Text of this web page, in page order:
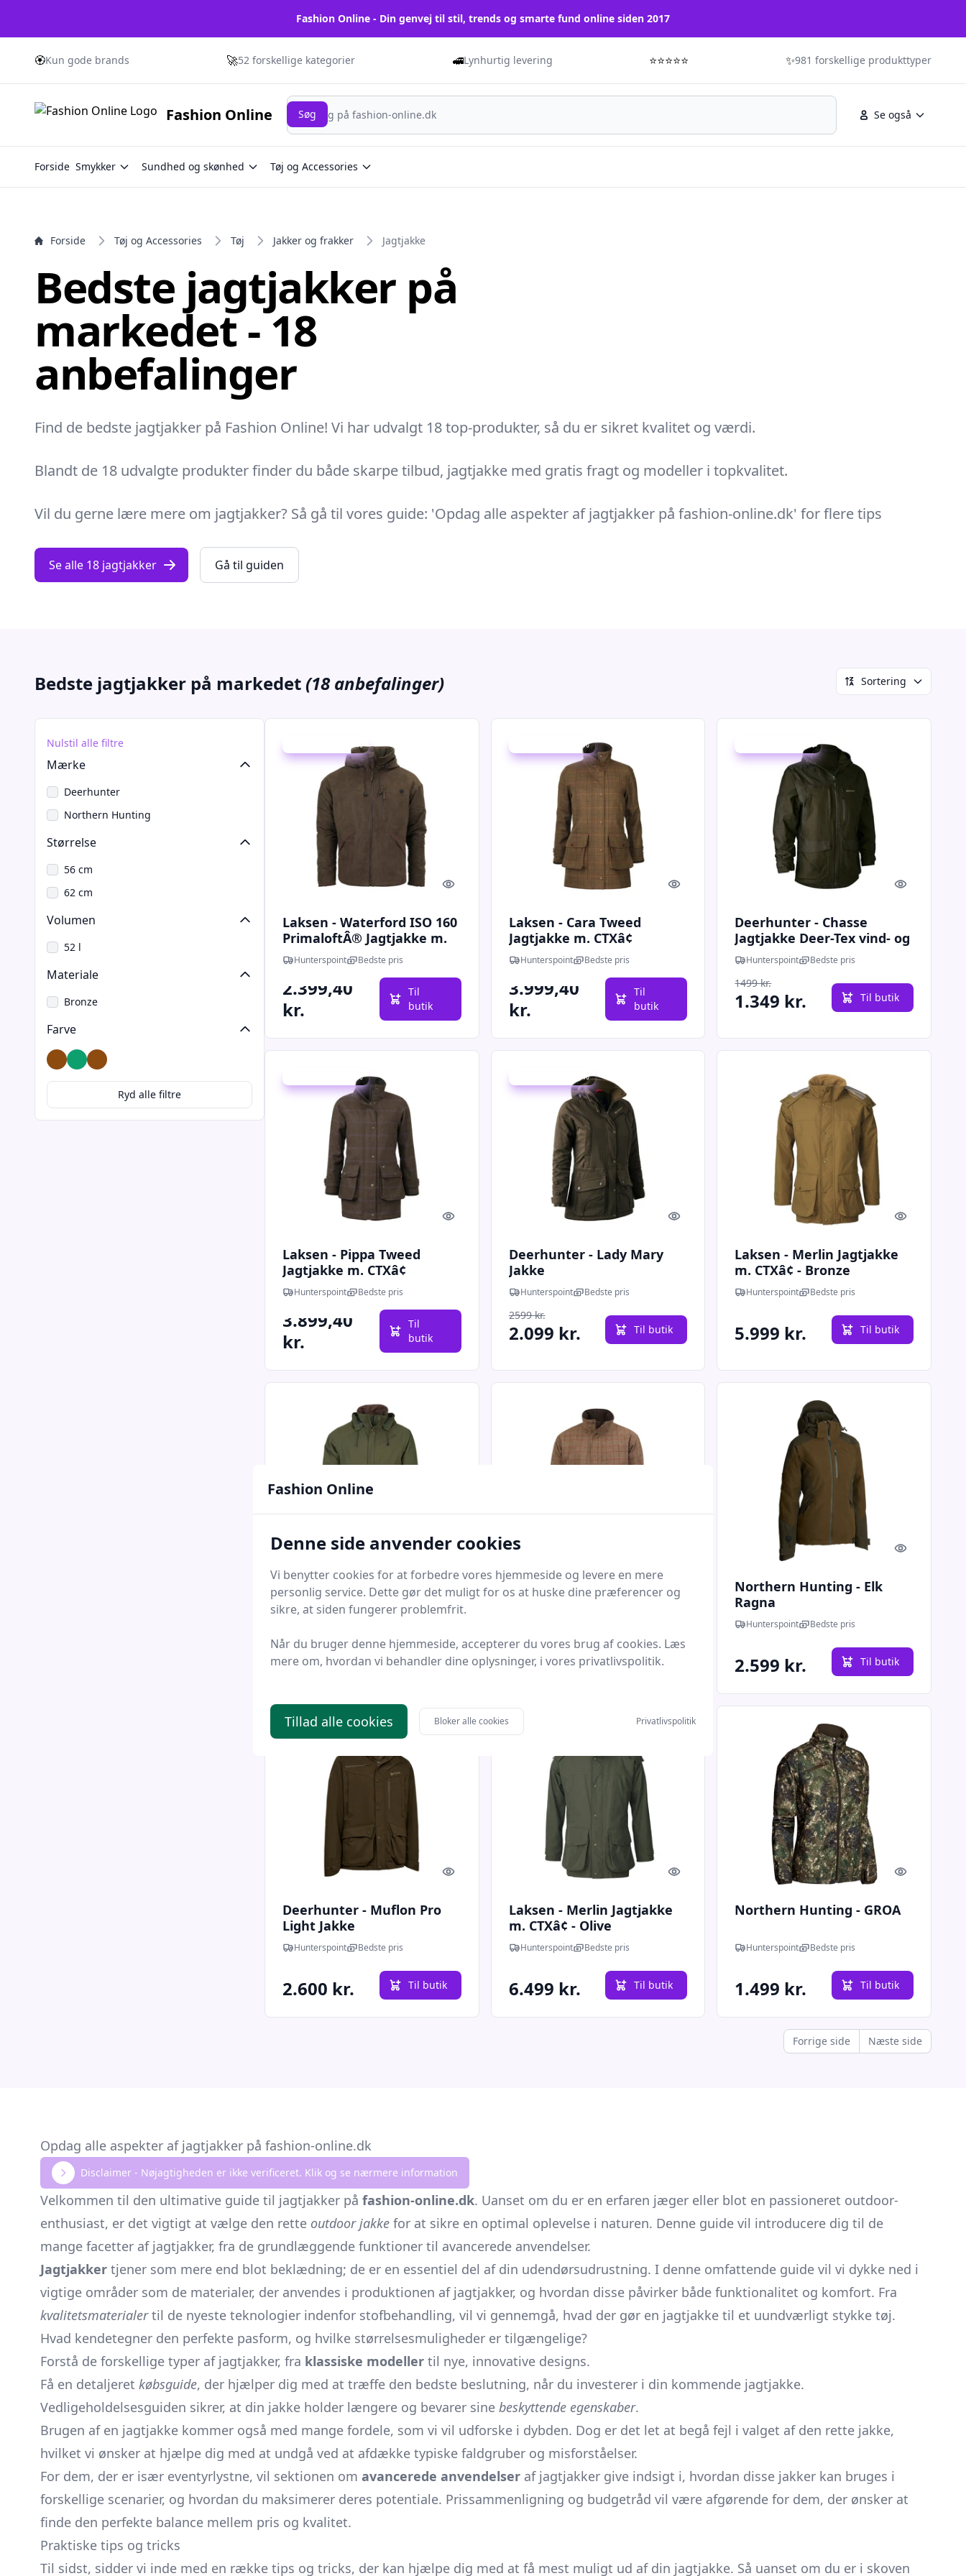
Fashion Online - Din genvej til stil, trends og smarte fund online siden 2017
🏵️Kun gode brands 🚀52 forskellige kategorier 🚅Lynhurtig levering ⭐⭐⭐⭐⭐ ✨981 forskellige produkttyper
Fashion Online Se også
Søg
Søg
Forside Smykker Sundhed og skønhed Tøj og Accessories
Forside Tøj og Accessories Tøj Jakker og frakker Jagtjakke
Bedste jagtjakker på
markedet - 18
anbefalinger
Find de bedste jagtjakker på Fashion Online! Vi har udvalgt 18 top-produkter, så du er sikret kvalitet og værdi.
Blandt de 18 udvalgte produkter finder du både skarpe tilbud, jagtjakke med gratis fragt og modeller i topkvalitet.
Vil du gerne lære mere om jagtjakker? Så gå til vores guide: 'Opdag alle aspekter af jagtjakker på fashion-online.dk' for flere tips
Se alle 18 jagtjakker Gå til guiden
Bedste jagtjakker på markedet(18 anbefalinger) Sortering
Nulstil alle filtre
Mærke
Deerhunter
Northern Hunting
Størrelse
56 cm
62 cm
Volumen
52 l
Materiale
Bronze
Farve
Bronze
GrønMessing
Ryd alle filtre
Udsalg - spar 40 %
Quick look
Laksen - Waterford ISO 160
PrimaloftÂ® Jagtjakke m.
CTXâ¢
Hunterspoint Bedste pris
2.399,40
kr.
Til
butik
Udsalg - spar 42 %
Quick look
Laksen - Cara Tweed
Jagtjakke m. CTXâ¢
Hunterspoint Bedste pris
3.999,40
kr.
Til
butik
Udsalg - spar 10 %
Quick look
Deerhunter - Chasse
Jagtjakke Deer-Tex vind- og
vandtæt
Hunterspoint Bedste pris
1499 kr.
1.349 kr. Til butik
Udsalg - spar 40 %
Quick look
Laksen - Pippa Tweed
Jagtjakke m. CTXâ¢
Hunterspoint Bedste pris
3.899,40
kr.
Til
butik
Udsalg - spar 19 %
Quick look
Deerhunter - Lady Mary
Jakke
Hunterspoint Bedste pris
2599 kr.
2.099 kr. Til butik
Quick look
Laksen - Merlin Jagtjakke
m. CTXâ¢ - Bronze
Hunterspoint Bedste pris
5.999 kr. Til butik
Quick look
Laksen - Marsh Jagtjakke
m. CTXâ¢ - Olive
3.699 kr. Til butik
Cavendish Wingfield Tweed
Jagtjakke m. CTXâ¢
6.999 kr. Til butik
Quick look
Northern Hunting - Elk
Ragna
Hunterspoint Bedste pris
2.599 kr. Til butik
Quick look
Deerhunter - Muflon Pro
Light Jakke
Hunterspoint Bedste pris
2.600 kr. Til butik
Quick look
Laksen - Merlin Jagtjakke
m. CTXâ¢ - Olive
Hunterspoint Bedste pris
6.499 kr. Til butik
Quick look
Northern Hunting - GROA
Hunterspoint Bedste pris
1.499 kr. Til butik
Forrige side Næste side
Opdag alle aspekter af jagtjakker på fashion-online.dk
Disclaimer - Nøjagtigheden er ikke verificeret. Klik og se nærmere information
Velkommen til den ultimative guide til jagtjakker på fashion-online.dk. Uanset om du er en erfaren jæger eller blot en passioneret outdoor-
enthusiast, er det vigtigt at vælge den rette outdoor jakke for at sikre en optimal oplevelse i naturen. Denne guide vil introducere dig til de
mange facetter af jagtjakker, fra de grundlæggende funktioner til avancerede anvendelser.
Jagtjakker tjener som mere end blot beklædning; de er en essentiel del af din udendørsudrustning. I denne omfattende guide vil vi dykke ned i
vigtige områder som de materialer, der anvendes i produktionen af jagtjakker, og hvordan disse påvirker både funktionalitet og komfort. Fra
kvalitetsmaterialertil de nyeste teknologier indenfor stofbehandling, vil vi gennemgå, hvad der gør en jagtjakke til et uundværligt stykke tøj.
Hvad kendetegner den perfekte pasform, og hvilke størrelsesmuligheder er tilgængelige?
Forstå de forskellige typer af jagtjakker, fra klassiske modeller til nye, innovative designs.
Få en detaljeret købsguide, der hjælper dig med at træffe den bedste beslutning, når du investerer i din kommende jagtjakke.
Vedligeholdelsesguiden sikrer, at din jakke holder længere og bevarer sine beskyttende egenskaber.
Brugen af en jagtjakke kommer også med mange fordele, som vi vil udforske i dybden. Dog er det let at begå fejl i valget af den rette jakke,
hvilket vi ønsker at hjælpe dig med at undgå ved at afdække typiske faldgruber og misforståelser.
For dem, der er især eventyrlystne, vil sektionen om avancerede anvendelser af jagtjakker give indsigt i, hvordan disse jakker kan bruges i
forskellige scenarier, og hvordan du maksimerer deres potentiale. Prissammenligning og budgetråd vil være afgørende for dem, der ønsker at
finde den perfekte balance mellem pris og kvalitet.
Praktiske tips og tricks
Til sidst, sidder vi inde med en række tips og tricks, der kan hjælpe dig med at få mest muligt ud af din jagtjakke. Så uanset om du er i skoven
Fashion Online
Denne side anvender cookies
Vi benytter cookies for at forbedre vores hjemmeside og levere en mere
personlig service. Dette gør det muligt for os at huske dine præferencer og
sikre, at siden fungerer problemfrit.
Når du bruger denne hjemmeside, accepterer du vores brug af cookies. Læs
mere om, hvordan vi behandler dine oplysninger, i vores privatlivspolitik.
Tillad alle cookies Bloker alle cookies Privatlivspolitik